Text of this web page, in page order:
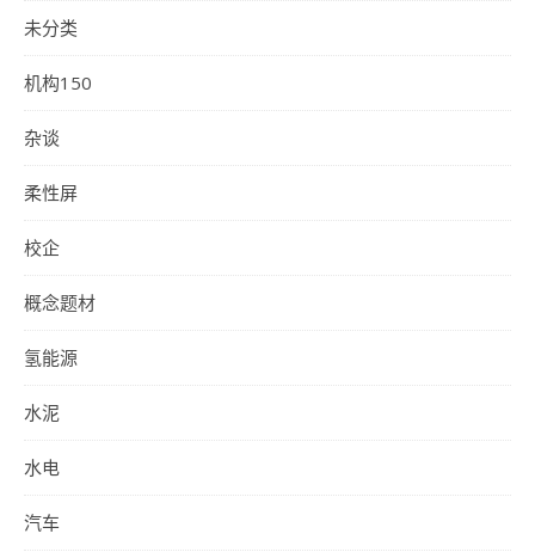
未分类
机构150
杂谈
柔性屏
校企
概念题材
氢能源
水泥
水电
汽车